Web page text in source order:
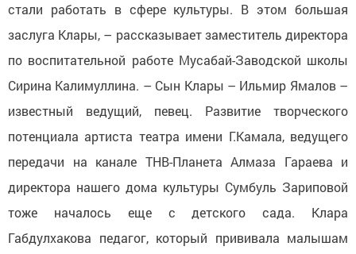
стали работать в сфере культуры. В этом большая
заслуга Клары, – рассказывает заместитель директора
по воспитательной работе Мусабай-Заводской школы
Сирина Калимуллина. – Сын Клары – Ильмир Ямалов –
известный ведущий, певец. Развитие творческого
потенциала артиста театра имени Г.Камала, ведущего
передачи на канале ТНВ-Планета Алмаза Гараева и
директора нашего дома культуры Сумбуль Зариповой
тоже началось еще с детского сада. Клара
Габдулхакова педагог, который прививала малышам